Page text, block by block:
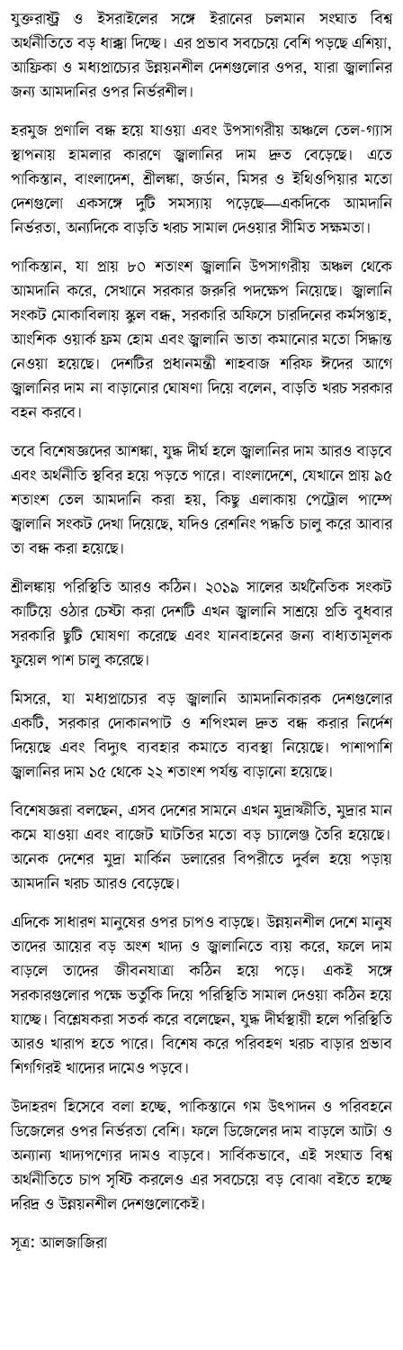
যুক্তরাষ্ট্র ও ইসরাইলের সঙ্গে ইরানের চলমান সংঘাত বিশ্ব
অর্থনীতিতে বড় ধাক্কা দিচ্ছে। এর প্রভাব সবচেয়ে বেশি পড়ছে এশিয়া,
আফ্রিকা ও মধ্যপ্রাচ্যের উন্নয়নশীল দেশগুলোর ওপর, যারা জ্বালানির
জন্য আমদানির ওপর নির্ভরশীল।
হরমুজ প্রণালি বন্ধ হয়ে যাওয়া এবং উপসাগরীয় অঞ্চলে তেল-গ্যাস
স্থাপনায় হামলার কারণে জ্বালানির দাম দ্রুত বেড়েছে। এতে
পাকিস্তান, বাংলাদেশ, শ্রীলঙ্কা, জর্ডান, মিসর ও ইথিওপিয়ার মতো
দেশগুলো একসঙ্গে দুটি সমস্যায় পড়েছে—একদিকে আমদানি
নির্ভরতা, অন্যদিকে বাড়তি খরচ সামাল দেওয়ার সীমিত সক্ষমতা।
পাকিস্তান, যা প্রায় ৮০ শতাংশ জ্বালানি উপসাগরীয় অঞ্চল থেকে
আমদানি করে, সেখানে সরকার জরুরি পদক্ষেপ নিয়েছে। জ্বালানি
সংকট মোকাবিলায় স্কুল বন্ধ, সরকারি অফিসে চারদিনের কর্মসপ্তাহ,
আংশিক ওয়ার্ক ফ্রম হোম এবং জ্বালানি ভাতা কমানোর মতো সিদ্ধান্ত
নেওয়া হয়েছে। দেশটির প্রধানমন্ত্রী শাহবাজ শরিফ ঈদের আগে
জ্বালানির দাম না বাড়ানোর ঘোষণা দিয়ে বলেন, বাড়তি খরচ সরকার
বহন করবে।
তবে বিশেষজ্ঞদের আশঙ্কা, যুদ্ধ দীর্ঘ হলে জ্বালানির দাম আরও বাড়বে
এবং অর্থনীতি স্থবির হয়ে পড়তে পারে। বাংলাদেশে, যেখানে প্রায় ৯৫
শতাংশ তেল আমদানি করা হয়, কিছু এলাকায় পেট্রোল পাম্পে
জ্বালানি সংকট দেখা দিয়েছে, যদিও রেশনিং পদ্ধতি চালু করে আবার
তা বন্ধ করা হয়েছে।
শ্রীলঙ্কায় পরিস্থিতি আরও কঠিন। ২০১৯ সালের অর্থনৈতিক সংকট
কাটিয়ে ওঠার চেষ্টা করা দেশটি এখন জ্বালানি সাশ্রয়ে প্রতি বুধবার
সরকারি ছুটি ঘোষণা করেছে এবং যানবাহনের জন্য বাধ্যতামূলক
ফুয়েল পাশ চালু করেছে।
মিসরে, যা মধ্যপ্রাচ্যের বড় জ্বালানি আমদানিকারক দেশগুলোর
একটি, সরকার দোকানপাট ও শপিংমল দ্রুত বন্ধ করার নির্দেশ
দিয়েছে এবং বিদ্যুৎ ব্যবহার কমাতে ব্যবস্থা নিয়েছে। পাশাপাশি
জ্বালানির দাম ১৫ থেকে ২২ শতাংশ পর্যন্ত বাড়ানো হয়েছে।
বিশেষজ্ঞরা বলছেন, এসব দেশের সামনে এখন মুদ্রাস্ফীতি, মুদ্রার মান
কমে যাওয়া এবং বাজেট ঘাটতির মতো বড় চ্যালেঞ্জ তৈরি হয়েছে।
অনেক দেশের মুদ্রা মার্কিন ডলারের বিপরীতে দুর্বল হয়ে পড়ায়
আমদানি খরচ আরও বেড়েছে।
এদিকে সাধারণ মানুষের ওপর চাপও বাড়ছে। উন্নয়নশীল দেশে মানুষ
তাদের আয়ের বড় অংশ খাদ্য ও জ্বালানিতে ব্যয় করে, ফলে দাম
বাড়লে তাদের জীবনযাত্রা কঠিন হয়ে পড়ে। একই সঙ্গে
সরকারগুলোর পক্ষে ভর্তুকি দিয়ে পরিস্থিতি সামাল দেওয়া কঠিন হয়ে
যাচ্ছে। বিশ্লেষকরা সতর্ক করে বলেছেন, যুদ্ধ দীর্ঘস্থায়ী হলে পরিস্থিতি
আরও খারাপ হতে পারে। বিশেষ করে পরিবহণ খরচ বাড়ার প্রভাব
শিগগিরই খাদ্যের দামেও পড়বে।
উদাহরণ হিসেবে বলা হচ্ছে, পাকিস্তানে গম উৎপাদন ও পরিবহনে
ডিজেলের ওপর নির্ভরতা বেশি। ফলে ডিজেলের দাম বাড়লে আটা ও
অন্যান্য খাদ্যপণ্যের দামও বাড়বে। সার্বিকভাবে, এই সংঘাত বিশ্ব
অর্থনীতিতে চাপ সৃষ্টি করলেও এর সবচেয়ে বড় বোঝা বইতে হচ্ছে
দরিদ্র ও উন্নয়নশীল দেশগুলোকেই।
সূত্র: আলজাজিরা